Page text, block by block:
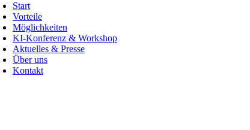
Start
Vorteile
Möglichkeiten
KI-Konferenz & Workshop
Aktuelles & Presse
Über uns
Kontakt